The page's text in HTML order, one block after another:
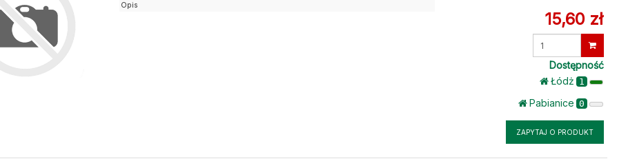
15,60 zł
Dostępność
Łódż 1
Pabianice 0
ZAPYTAJ O PRODUKT
Opis